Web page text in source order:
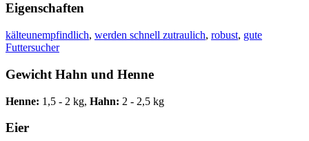
Eigenschaften
kälteunempfindlich, werden schnell zutraulich, robust, gute
Futtersucher
Gewicht Hahn und Henne
Henne: 1,5 - 2 kg, Hahn: 2 - 2,5 kg
Eier